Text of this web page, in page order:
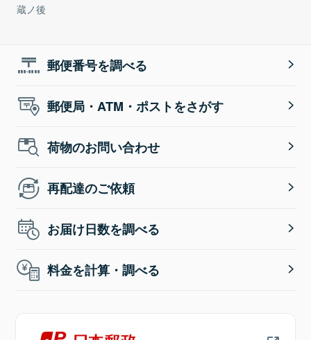
蔵ノ後
郵便番号を調べる
郵便局・ATM・ポストをさがす
荷物のお問い合わせ
再配達のご依頼
お届け日数を調べる
料金を計算・調べる